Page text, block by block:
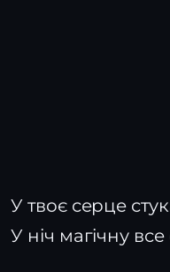
У твоє серце
У ніч магічну